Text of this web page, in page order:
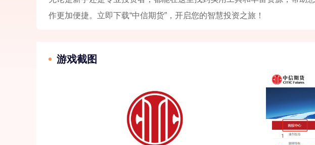
作更加便捷。立即下载“中信期货”，开启您的智慧投资之旅！
游戏截图